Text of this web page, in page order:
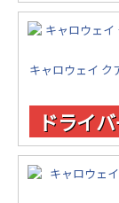
キャロウェイ ク
ドライ